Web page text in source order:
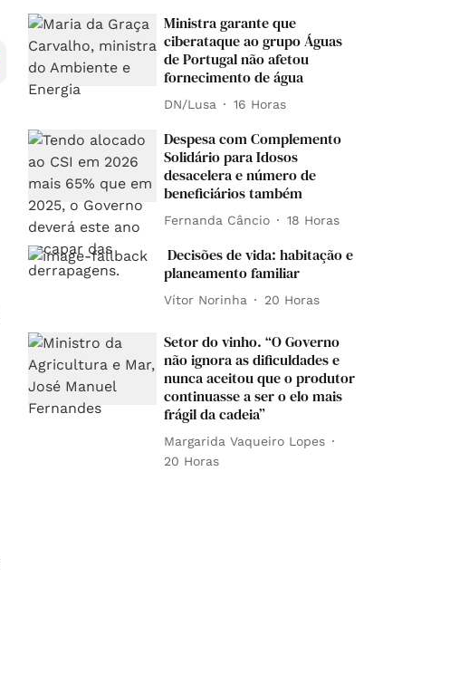
Ministra garante que
ciberataque ao grupo Águas
de Portugal não afetou
fornecimento de água
DN/Lusa 16 Horas
Despesa com Complemento
Solidário para Idosos
desacelera e número de
beneficiários também
Fernanda Câncio 18 Horas
Decisões de vida: habitação e
planeamento familiar
Vítor Norinha 20 Horas
Setor do vinho. “O Governo
não ignora as dificuldades e
nunca aceitou que o produtor
continuasse a ser o elo mais
frágil da cadeia”
Margarida Vaqueiro Lopes
20 Horas